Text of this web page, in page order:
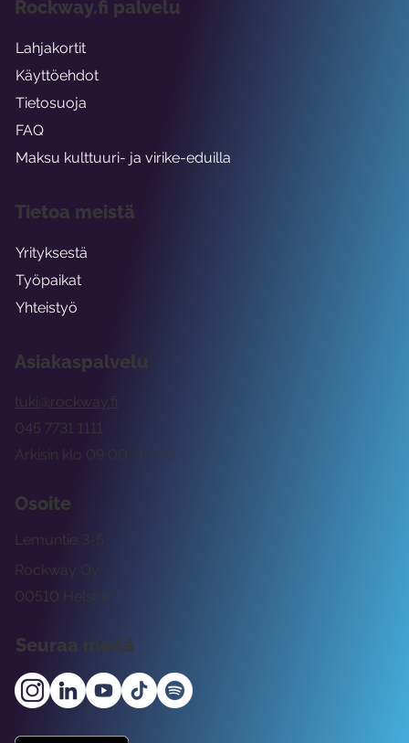
Asiakaspalvelu
tuki@rockway.fi
Arkisin klo 09:00 -15:00
045 7731 1111
Osoite
Rockway Oy
Lemuntie 3-5
00510 Helsinki
Seuraa meitä
Rockway.fi palvelu
Lahjakortit
Käyttöehdot
Tietosuoja
FAQ
Maksu kulttuuri- ja virike-eduilla
Tietoa meistä
Yrityksestä
Työpaikat
Yhteistyö